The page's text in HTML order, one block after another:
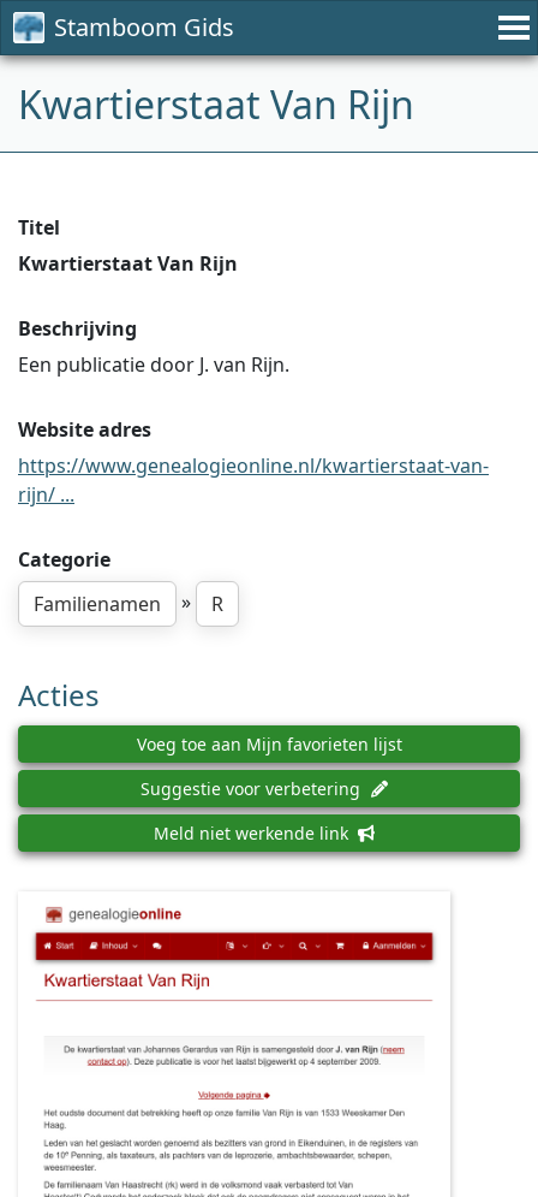
Stamboom Gids
Kwartierstaat Van Rijn
Titel
Kwartierstaat Van Rijn
Beschrijving
Een publicatie door J. van Rijn.
Website adres
https://www.genealogieonline.nl/kwartierstaat-van-
rijn/ ...
Categorie
Familienamen
» R
Acties
Voeg toe aan Mijn favorieten lijst
Suggestie voor verbetering
Meld niet werkende link